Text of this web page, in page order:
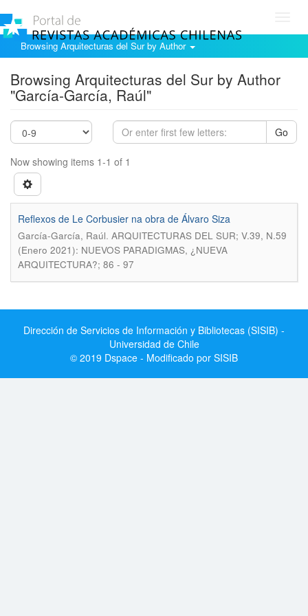
Browsing Arquitecturas del Sur by Author
Browsing Arquitecturas del Sur by Author
"García-García, Raúl"
Go
Now showing items 1-1 of 1
Reflexos de Le Corbusier na obra de Álvaro Siza
García-García, Raúl. ARQUITECTURAS DEL SUR; V.39, N.59
(Enero 2021): NUEVOS PARADIGMAS, ¿NUEVA
ARQUITECTURA?; 86 - 97
Dirección de Servicios de Información y Bibliotecas (SISIB) -
Universidad de Chile
© 2019 Dspace - Modificado por SISIB